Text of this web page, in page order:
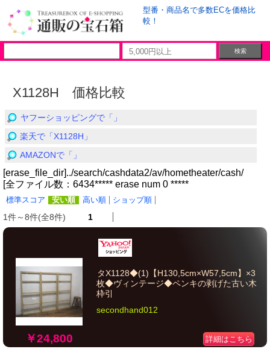
型番・商品名で多数ECを価格比
較！
X1128H 価格比較
ヤフーショッピングで「」
楽天で「X1128H」
AMAZONで「」
[erase_file_dir]../search/cashdata2/av/hometheater/cash/
[全ファイル数：6434***** erase num 0 *****
標準スコア 安い順 高い順 ショップ順
1件～8件(全8件) 1
￥24,800
タX1128◆(1)【H130,5cm×W57,5cm】×3
枚◆ヴィンテージ◆ペンキの剥げた古い木
枠引
secondhand012
詳細はこちら